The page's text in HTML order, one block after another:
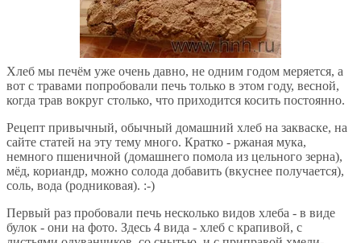
Хлеб мы печём уже очень давно, не одним годом меряется, а
вот с травами попробовали печь только в этом году, весной,
когда трав вокруг столько, что приходится косить постоянно.
Рецепт привычный, обычный домашний хлеб на закваске, на
сайте статей на эту тему много. Кратко - ржаная мука,
немного пшеничной (домашнего помола из цельного зерна),
мёд, кориандр, можно солода добавить (вкуснее получается),
соль, вода (родниковая). :-)
Первый раз пробовали печь несколько видов хлеба - в виде
булок - они на фото. Здесь 4 вида - хлеб с крапивой, с